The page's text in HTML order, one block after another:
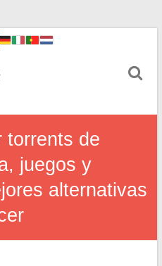
torrents de
juegos y
alternativas